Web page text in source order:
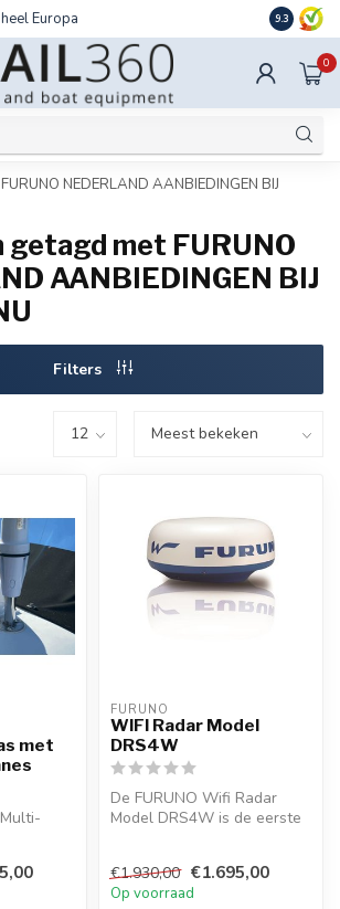
Europa Ook
9.3
0
FURUNO NEDERLAND AANBIEDINGEN BIJ
met FURUNO
AANBIEDINGEN BIJ
Filters
met
FURUNO
WIFI Radar Model
DRS4W
De FURUNO Wifi Radar
Model DRS4W is de eerste
€1.930,00 €1.695,00
Op voorraad